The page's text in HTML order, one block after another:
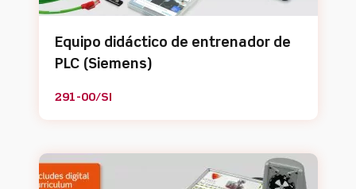
Equipo didáctico de entrenador de
PLC (Siemens)
291-00/SI